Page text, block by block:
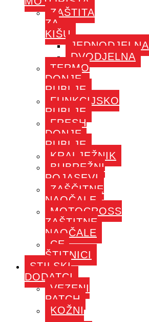
ZAŠTITA
ZA
KIŠU
JEDNODJELNA
DVODJELNA
TERMO
DONJE
RUBLJE
FUNKCIJSKO
RUBLJE
FRESH
DONJE
RUBLJE
KRALJEŽNIK
BUBREŽNI
POJASEVI
ZAŠČITNE
NAOČALE
MOTOCROSS
ZAŠTITNE
NAOČALE
CE-
ŠTITNICI
STILSKI
DODATCI
VEZENI
PATCH
KOŽNI